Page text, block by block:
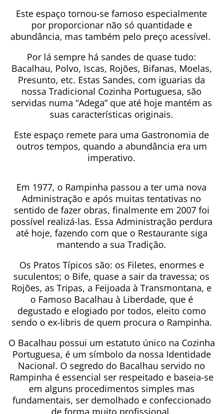
Este espaço tornou-se famoso especialmente
por proporcionar não só quantidade e
abundância, mas também pelo preço acessível.
Por lá sempre há sandes de quase tudo:
Bacalhau, Polvo, Iscas, Rojões, Bifanas, Moelas,
Presunto, etc. Estas Sandes, com iguarias da
nossa Tradicional Cozinha Portuguesa, são
servidas numa “Adega” que até hoje mantém as
suas características originais.
Este espaço remete para uma Gastronomia de
outros tempos, quando a abundância era um
imperativo.
Em 1977, o Rampinha passou a ter uma nova
Administração e após muitas tentativas no
sentido de fazer obras, finalmente em 2007 foi
possível realizá-las. Essa Administração perdura
até hoje, fazendo com que o Restaurante siga
mantendo a sua Tradição.
Os Pratos Típicos são: os Filetes, enormes e
suculentos; o Bife, quase a sair da travessa; os
Rojões, as Tripas, a Feijoada à Transmontana, e
o Famoso Bacalhau à Liberdade, que é
degustado e elogiado por todos, eleito como
sendo o ex-libris de quem procura o Rampinha.
O Bacalhau possui um estatuto único na Cozinha
Portuguesa, é um símbolo da nossa Identidade
Nacional. O segredo do Bacalhau servido no
Rampinha é essencial ser respeitado e baseia-se
em alguns procedimentos simples mas
fundamentais, ser demolhado e confeccionado